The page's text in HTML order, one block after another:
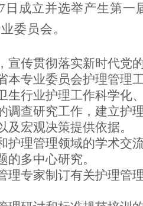
日成立并选举产生第一
委员会。
宣传贯彻落实新时代党
本专业委员会护理管
生行业护理工作科学化
调查研究工作，建立
宏观决策提供依据。
护理管理领域的学术
多中心研究。
理专家制订有关护理